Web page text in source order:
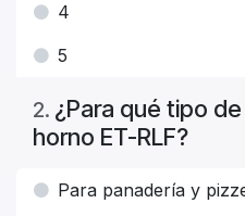
4
5
2. ¿Para qué tipo
horno ET-RLF?
Para panadería y